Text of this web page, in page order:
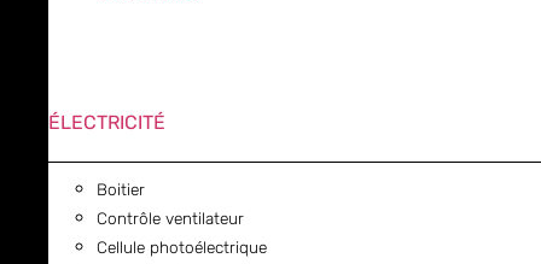
ÉLECTRICITÉ
Boitier
Contrôle ventilateur
Cellule photoélectrique